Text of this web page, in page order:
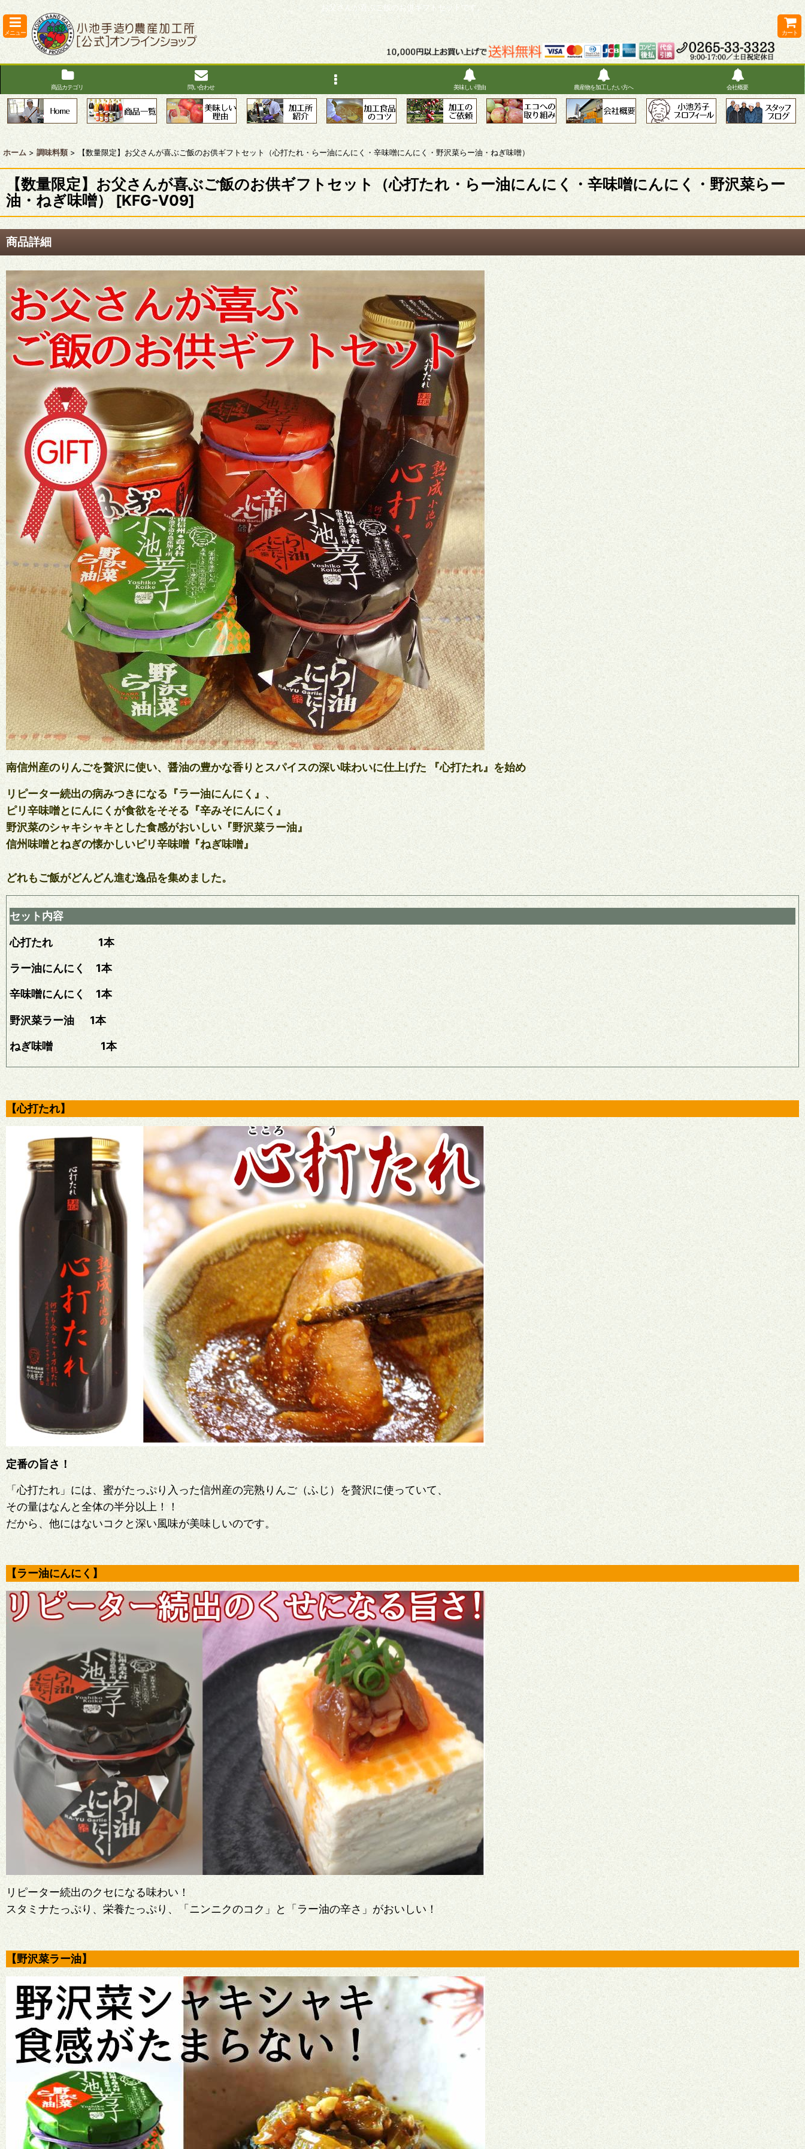
お父さんが喜ぶご飯のお供ギフトセットです。
メニュー カート
商品カテゴリ 問い合わせ 美味しい理由 農産物を加工したい方へ 会社概要
ホーム > 調味料類 > 【数量限定】お父さんが喜ぶご飯のお供ギフトセット（心打たれ・らー油にんにく・辛味噌にんにく・野沢菜らー油・ねぎ味噌）
【数量限定】お父さんが喜ぶご飯のお供ギフトセット（心打たれ・らー油にんにく・辛味噌にんにく・野沢菜らー
油・ねぎ味噌）
[KFG-V09]
商品詳細
南信州産のりんごを贅沢に使い、醤油の豊かな香りとスパイスの深い味わいに仕上げた 『心打たれ』を始め
リピーター続出の病みつきになる『ラー油にんにく』、
ピリ辛味噌とにんにくが食欲をそそる『辛みそにんにく』
野沢菜のシャキシャキとした食感がおいしい『野沢菜ラー油』
信州味噌とねぎの懐かしいピリ辛味噌『ねぎ味噌』
どれもご飯がどんどん進む逸品を集めました。
セット内容
心打たれ 1本
ラー油にんにく 1本
辛味噌にんにく 1本
野沢菜ラー油 1本
ねぎ味噌 1本
【心打たれ】
定番の旨さ！
「心打たれ」には、蜜がたっぷり入った信州産の完熟りんご（ふじ）を贅沢に使っていて、
その量はなんと全体の半分以上！！
だから、他にはないコクと深い風味が美味しいのです。
【ラー油にんにく】
リピーター続出のクセになる味わい！
スタミナたっぷり、栄養たっぷり、「ニンニクのコク」と「ラー油の辛さ」がおいしい！
【野沢菜ラー油】